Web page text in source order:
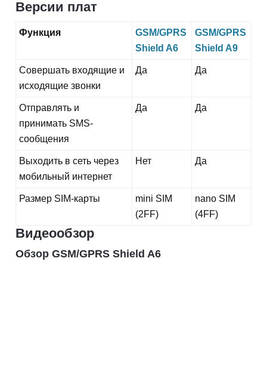
Версии плат
Функция
GSM/GPRS
Shield A6
GSM/GPRS
Shield A9
Совершать входящие и
исходящие звонки
Да Да
Отправлять и
принимать SMS-
сообщения
Да Да
Выходить в сеть через
мобильный интернет
Нет Да
Размер SIM-карты
mini SIM
(2FF)
nano SIM
(4FF)
Видеообзор
Обзор GSM/GPRS Shield A6